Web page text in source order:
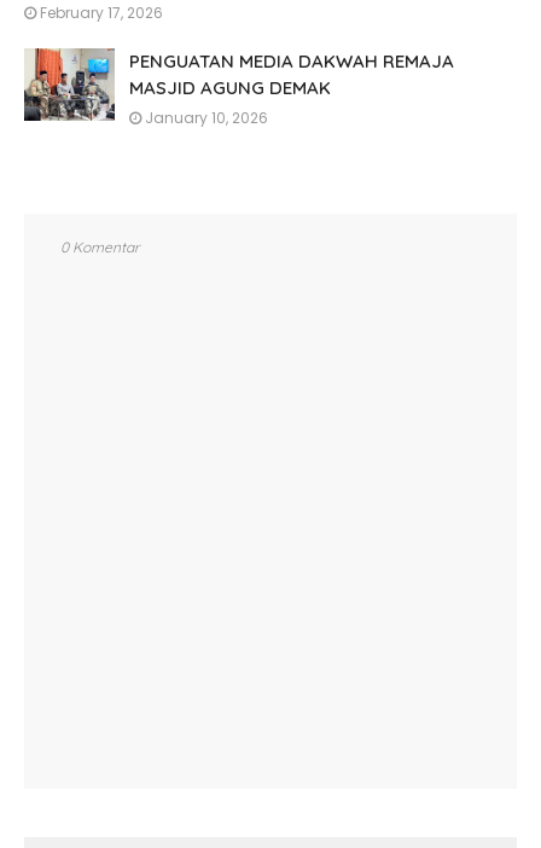
February 17, 2026
PENGUATAN MEDIA DAKWAH REMAJA
MASJID AGUNG DEMAK
January 10, 2026
0 Komentar